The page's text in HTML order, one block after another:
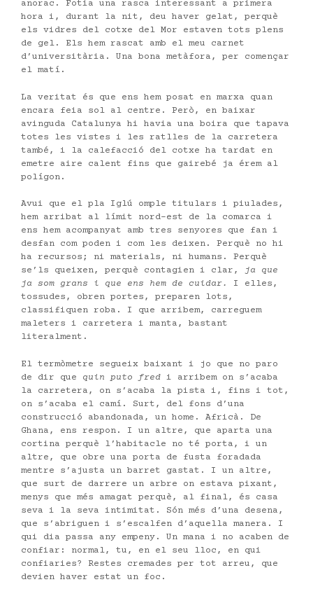
anorac. Fotia una rasca interessant a primera
hora i, durant la nit, deu haver gelat, perquè
els vidres del cotxe del Mor estaven tots plens
de gel. Els hem rascat amb el meu carnet
d’universitària. Una bona metàfora, per començar
el matí.
La veritat és que ens hem posat en marxa quan
encara feia sol al centre. Però, en baixar
avinguda Catalunya hi havia una boira que tapava
totes les vistes i les ratlles de la carretera
també, i la calefacció del cotxe ha tardat en
emetre aire calent fins que gairebé ja érem al
polígon.
Avui que el pla Iglú omple titulars i piulades,
hem arribat al límit nord-est de la comarca i
ens hem acompanyat amb tres senyores que fan i
desfan com poden i com les deixen. Perquè no hi
ha recursos; ni materials, ni humans. Perquè
se’ls queixen, perquè contagien i clar, ja que
ja som grans i que ens hem de cuidar. I elles,
tossudes, obren portes, preparen lots,
classifiquen roba. I que arribem, carreguem
maleters i carretera i manta, bastant
literalment.
El termòmetre segueix baixant i jo que no paro
de dir que quin puto fred i arribem on s’acaba
la carretera, on s’acaba la pista i, fins i tot,
on s’acaba el camí. Surt, del fons d’una
construcció abandonada, un home. Africà. De
Ghana, ens respon. I un altre, que aparta una
cortina perquè l’habitacle no té porta, i un
altre, que obre una porta de fusta foradada
mentre s’ajusta un barret gastat. I un altre,
que surt de darrere un arbre on estava pixant,
menys que més amagat perquè, al final, és casa
seva i la seva intimitat. Són més d’una desena,
que s’abriguen i s’escalfen d’aquella manera. I
qui dia passa any empeny. Un mana i no acaben de
confiar: normal, tu, en el seu lloc, en qui
confiaries? Restes cremades per tot arreu, que
devien haver estat un foc.